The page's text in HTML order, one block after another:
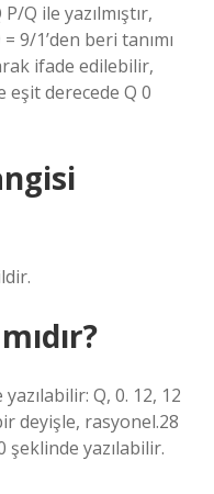
Q ile yazılmıştır,
9/1’den beri tanımı
ifade edilebilir,
eşit derecede Q 0
Q, 0. 12, 12
deyişle, rasyonel.28
şeklinde yazılabilir.